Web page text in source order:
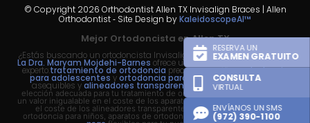
RESERVA UN
EXAMEN GRATUITO
CONSULTA
VIRTUAL
ENVÍANOS UN SMS
(972) 390-1100
© Copyright 2026 Orthodontist Allen TX Invisalign Braces | Allen
Orthodontist ⁃ Site Design byKaleidoscopeAI™
Mejor Ortodoncista en Allen TX
¿Estás buscando un ortodoncista Invisalign cerca de mí en Allen, TX?
La Dra. Maryam Mojdehi-Barnes ofrece un tratamiento de ortodoncia
experto:tratamiento de ortodoncia precoz para niños,ortodoncia
para adolescentes yortodoncia para adultosconaparatos
asequibles yalineadores transparentes Invisalign.
elección adecuada para tu tratamiento de ortodoncia, ya que ofrecemos
un valor inigualable en el coste de los aparatos de ortodoncia cerca de mí,
el coste de los alineadores transparentes Invisalign, aparatos de
ortodoncia para niños, aparatos de ortodoncia para adultos yplanes de